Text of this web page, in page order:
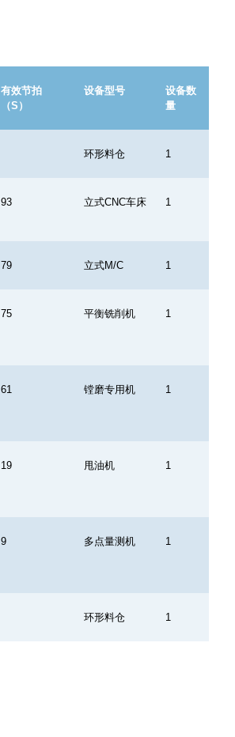
有效节拍
（S ）
设备型号
设备数
量
环形料仓 1
93 立式CNC车床 1
79 立式M/C 1
75 平衡铣削机 1
61 镗磨专用机 1
19 甩油机 1
9 多点量测机 1
环形料仓 1